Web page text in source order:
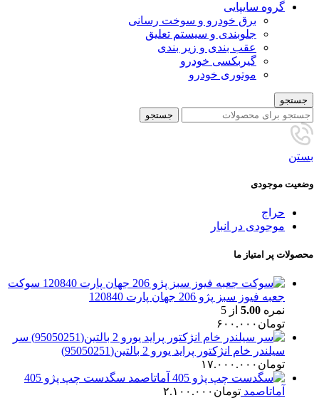
گروه سایپایی
برق خودرو و سوخت رسانی
جلوبندی و سیستم تعلیق
عقب بندی و زیر بندی
گیربکسی خودرو
موتوری خودرو
جستجو
جستجو
بستن
وضعیت موجودی
حراج
موجودی در انبار
محصولات پر امتیاز ما
سوکت
جعبه فیوز سبز پژو 206 جهان پارت 120840
نمره 5.00 از 5
تومان ۶۰۰.۰۰۰
سر
سیلندر خام انژکتور پراید یورو 2 بالتین(95050251)
تومان ۱۷.۰۰۰.۰۰۰
سگدست چپ پژو 405
آماتاصمد تومان ۲.۱۰۰.۰۰۰